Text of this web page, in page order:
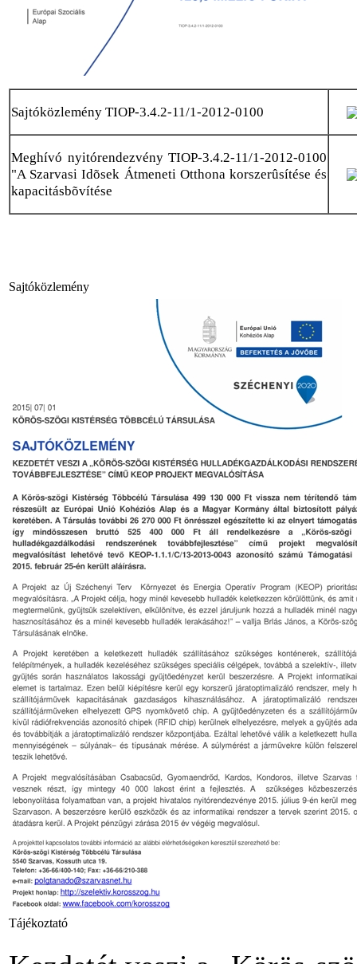
Sajtóközlemény TIOP-3.4.2-11/1-2012-0100
Meghívó nyitórendezvény TIOP-3.4.2-11/1-2012-0100
"A Szarvasi Idõsek Átmeneti Otthona korszerûsítése és
kapacitásbõvítése
Sajtóközlemény
Tájékoztató